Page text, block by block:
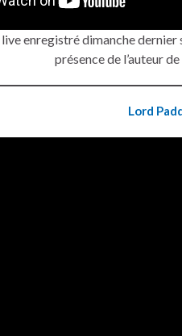
enregistré dimanche dernier
présence de l’auteur de
Lord